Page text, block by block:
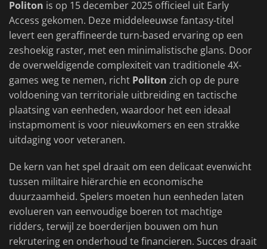
Politon is op 15 december 2025 officieel uit Early
Access gekomen. Deze middeleeuwse fantasy-titel
levert een geraffineerde turn-based ervaring op een
zeshoekig raster, met een minimalistische glans. Door
de overweldigende complexiteit van traditionele 4X-
games weg te nemen, richt Politon zich op de pure
voldoening van territoriale uitbreiding en tactische
plaatsing van eenheden, waardoor het een ideaal
instapmoment is voor nieuwkomers en een strakke
uitdaging voor veteranen.
De kern van het spel draait om een delicaat evenwicht
tussen militaire hiërarchie en economische
duurzaamheid. Spelers moeten hun eenheden laten
evolueren van eenvoudige boeren tot machtige
ridders, terwijl ze boerderijen bouwen om hun
rekrutering en onderhoud te financieren. Succes draait